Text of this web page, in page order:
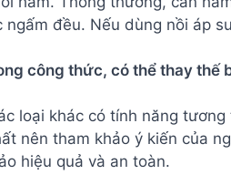
đều. Nếu dùng nồi áp
công thức, có thể thay thế
loại khác có tính năng tương
nên tham khảo ý kiến của
hiệu quả và an toàn.